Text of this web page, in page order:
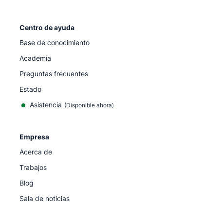
Centro de ayuda
Base de conocimiento
Academia
Preguntas frecuentes
Estado
Asistencia (Disponible ahora)
Empresa
Acerca de
Trabajos
Blog
Sala de noticias